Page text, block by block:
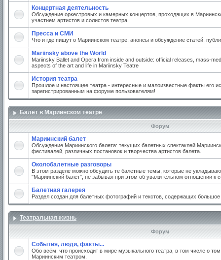
Концертная деятельность
Обсуждение оркестровых и камерных концертов, проходящих в
участием артистов и солистов театра.
Пресса и СМИ
Что и где пишут о Мариинском театре: анонсы и обсуждение статей,
Mariinsky above the World
Mariinsky Ballet and Opera from inside and outside: official releases, mass-
aspects of the art and life in Mariinsky Teatre
История театра
Прошлое и настоящее театра - интересные и малоизвестные факты его
зарегистрированным на форуме пользователям!
Балет в Мариинском театре
Форум
Мариинский балет
Обсуждение Мариинского балета: текущих балетных спектаклей
фестивалей, различных постановок и творчества артистов балета.
Околобалетные разговоры
В этом разделе можно обсудить те балетные темы, которые не
"Мариинский балет", не забывая при этом об уважительном отношении к
Балетная галерея
Раздел создан для балетных фотографий и текстов, содержащих
Театральная жизнь
Форум
События, люди, факты...
Обо всём, что происходит в мире музыкального театра, в том числе о
Мариинским театром.